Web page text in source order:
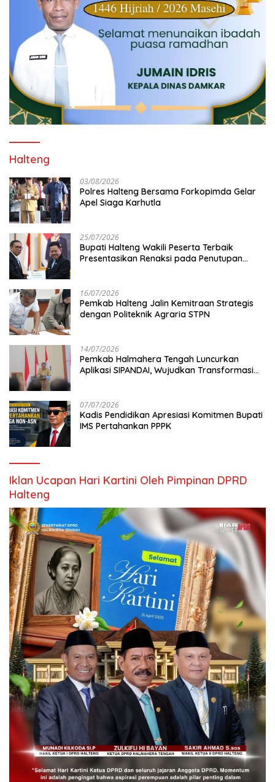
Halteng
03/08/2026
Polres Halteng Bersama Forkopimda Gelar
Apel Siaga Karhutla
25/07/2026
Bupati Halteng Wakili Peserta Terbaik
Presentasikan Renaksi pada Penutupan
16/07/2026
Pemkab Halteng Jalin Kemitraan Strategis
dengan Politeknik Agraria STPN
14/07/2026
Pemkab Halmahera Tengah Luncurkan
Aplikasi SIPANDAI, Wujudkan Transformasi
07/07/2026
Kadis Pendidikan Apresiasi Komitmen Bupati
IMS Pertahankan PPPK
Iklan Ucapan Hari Kartini Oleh Pimpinan DPRD
Halteng